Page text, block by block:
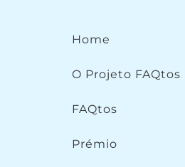
Home
O Projeto FAQtos
FAQtos
Prémio